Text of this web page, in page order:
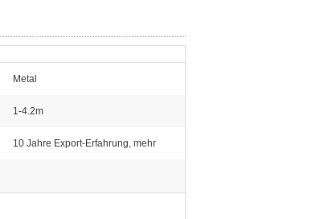
Metal
1-4.2m
10 Jahre Export-Erfahrung, mehr